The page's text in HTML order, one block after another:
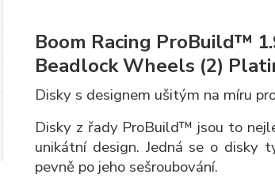
Boom Racing ProBuild™
Beadlock Wheels (2)
Disky s designem ušitým na míru
Disky z řady ProBuild™ jsou to
unikátní design. Jedná se o disky
pevně po jeho sešroubování.